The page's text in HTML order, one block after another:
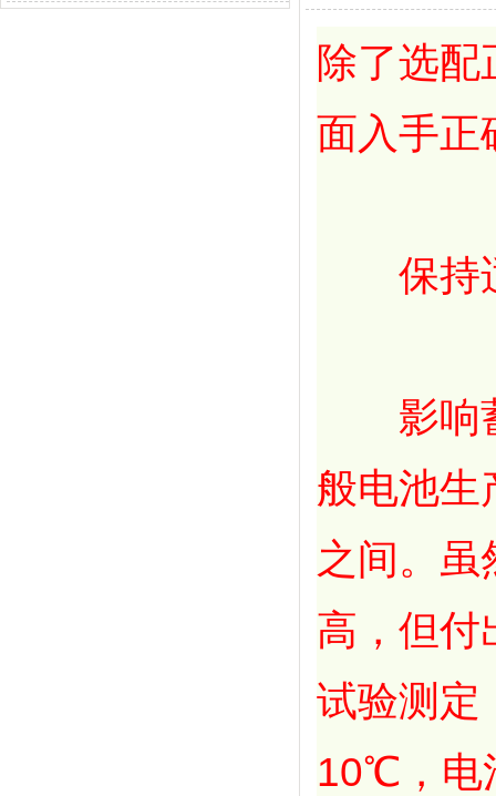
除了选
面入手正
保持适
影响蓄
般电池
之间。
高，但付
试验测
10℃，电